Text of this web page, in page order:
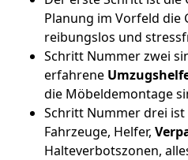
Planung im Vorfeld die
reibungslos und
Schritt Nummer zwei
erfahrene
die Möbeldemontage
Schritt Nummer drei
Fahrzeuge, Helfer,
Halteverbotszonen,